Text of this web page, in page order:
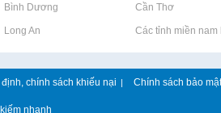
Bình Dương Rao vặt tại Cần Thơ
Long An Rao vặt tại Các tỉnh miền nam
định, chính sách khiếu nại | Chính sách bảo mật
nhanh